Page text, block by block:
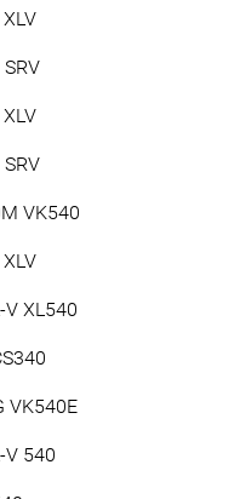
VK540
XL540
VK540E
V 540